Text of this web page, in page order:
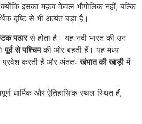
इसका महत्व केवल भौगोलिक नहीं, बल्कि
दृष्टि से भी अत्यंत बड़ा है।
पठारसे होता है। यह नदी भारत की उन
पूर्व से पश्चिमकी ओर बहती हैं। यह मध्य
प्रवेश करती है और अंततःखंभात की खाड़ीमें
धार्मिक और ऐतिहासिक स्थल स्थित हैं,